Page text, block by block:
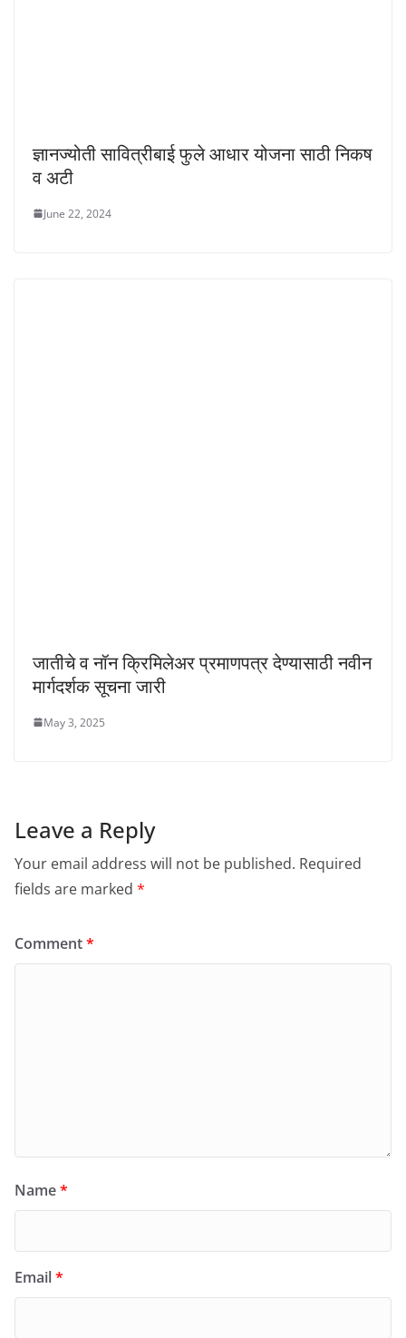
ज्ञानज्योती सावित्रीबाई फुले आधार योजना साठी निकष
व अटी
June 22, 2024
जातीचे व नॉन क्रिमिलेअर प्रमाणपत्र देण्यासाठी नवीन
मार्गदर्शक सूचना जारी
May 3, 2025
Leave a Reply
Your email address will not be published. Required
fields are marked *
Comment*
Name*
Email*